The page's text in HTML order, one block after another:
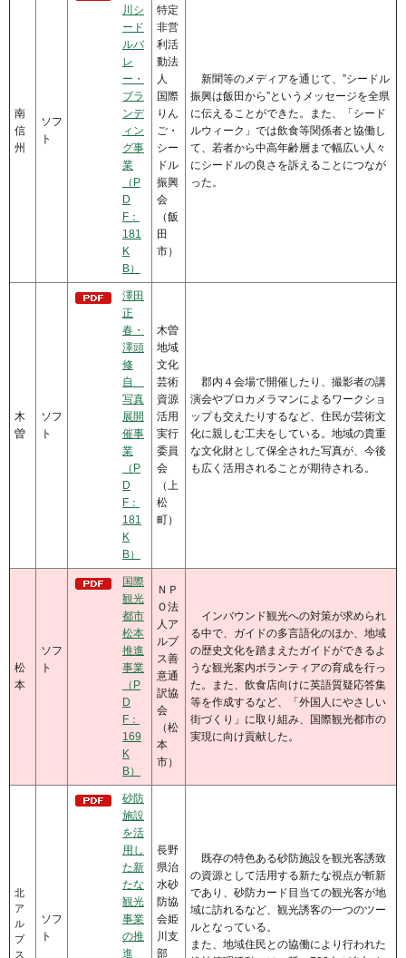
南
信
州
ソフ
ト
川シ
ード
ルバ
レ
ー・
ブラ
ンデ
ィン
グ事
業
（P
D
F：
181
K
B）
特定
非営
利活
動法
人
国際
りん
ご・
シー
ドル
振興
会
（飯
田
市）
新聞等のメディアを通じて、”シードル
振興は飯田から”というメッセージを全県
に伝えることができた。また、「シード
ルウィーク」では飲食等関係者と協働し
て、若者から中高年齢層まで幅広い人々
にシードルの良さを訴えることにつなが
った。
木
曽
ソフ
ト
澤田
正
春・
澤頭
修
自
写真
展開
催事
業
（P
D
F：
181
K
B）
木曽
地域
文化
芸術
資源
活用
実行
委員
会
（上
松
町）
郡内４会場で開催したり、撮影者の講
演会やプロカメラマンによるワークショ
ップも交えたりするなど、住民が芸術文
化に親しむ工夫をしている。地域の貴重
な文化財として保全された写真が、今後
も広く活用されることが期待される。
松
本
ソフ
ト
国際
観光
都市
松本
推進
事業
（P
D
F：
169
K
B）
ＮＰ
Ｏ法
人ア
ルプ
ス善
意通
訳協
会
（松
本
市）
インバウンド観光への対策が求められ
る中で、ガイドの多言語化のほか、地域
の歴史文化を踏まえたガイドができるよ
うな観光案内ボランティアの育成を行っ
た。また、飲食店向けに英語質疑応答集
等を作成するなど、「外国人にやさしい
街づくり」に取り組み、国際観光都市の
実現に向け貢献した。
北
ア
ル
プ
ス
ソフ
ト
砂防
施設
を活
用し
た新
たな
観光
事業
の推
進
長野
県治
水砂
防協
会姫
川支
部
既存の特色ある砂防施設を観光客誘致
の資源として活用する新たな視点が斬新
であり、砂防カード目当ての観光客が地
域に訪れるなど、観光誘客の一つのツー
ルとなっている。
また、地域住民との協働により行われた